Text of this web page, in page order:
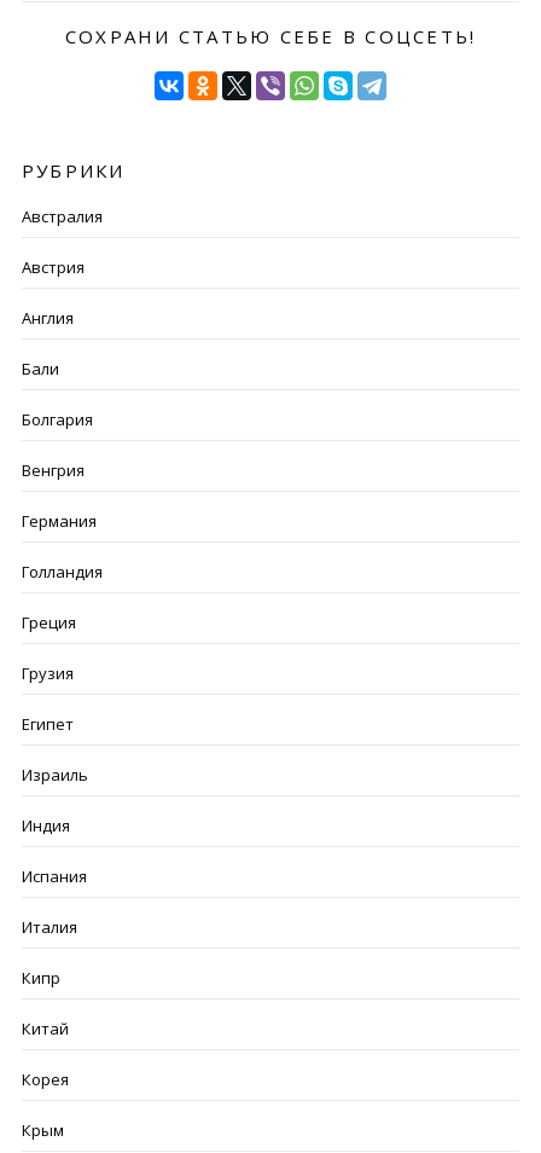
СОХРАНИ СТАТЬЮ СЕБЕ В СОЦСЕТЬ!
РУБРИКИ
Австралия
Австрия
Англия
Бали
Болгария
Венгрия
Германия
Голландия
Греция
Грузия
Египет
Израиль
Индия
Испания
Италия
Кипр
Китай
Корея
Крым